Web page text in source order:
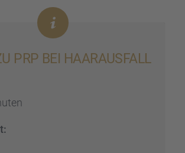
PRP BEI HAARAUS­FALL